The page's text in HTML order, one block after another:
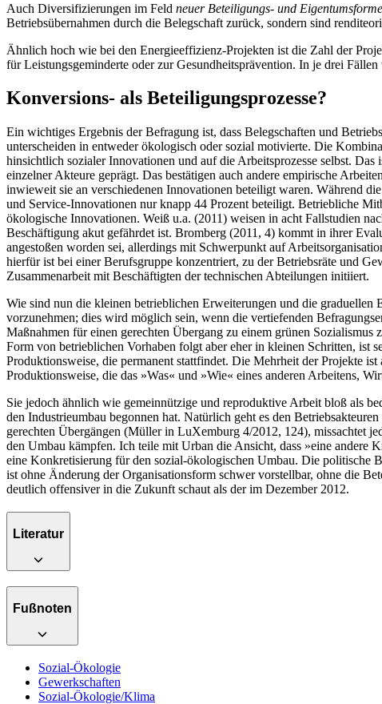
Auch Diversifizierungen im Feld neuer Beteiligungs- und
Betriebsübernahmen durch die Belegschaft zurück, sondern sind
Ähnlich hoch wie bei den Energieeffizienz-Projekten ist die Zahl der
für Leistungsgeminderte oder zur Gesundheitsprävention. In je drei
Konversions- als Beteiligungsprozesse?
Ein wichtiges Ergebnis der Befragung ist, dass Belegschaften und
unterscheiden in entweder ökologisch oder sozial motivierte. Die
hinsichtlich sozialer Innovationen und auf die Arbeitsprozesse selbst.
einzelner Akteure geprägt. Das bestätigen auch andere empirische
inwieweit sie an verschiedenen Innovationen beteiligt waren. Während
und Service-Innovationen nur knapp 44 Prozent beteiligt. Betriebliche
ökologische Innovationen. Weiß u.a. (2011) weisen in acht Fallstudien
Beschäftigung akut gefährdet ist. Bromberg (2011, 4) kommt in ihrer
angestoßen worden sei, allerdings mit Schwerpunkt auf
hierfür ist bei einer Berufsgruppe konzentriert, zu der Betriebsräte und
Zusammenarbeit mit Beschäftigten der technischen Abteilungen initiiert.
Wie sind nun die kleinen betrieblichen Erweiterungen und die graduellen
vorzunehmen; dies wird möglich sein, wenn die vertiefenden
Maßnahmen für einen gerechten Übergang zu einem grünen
Form von betrieblichen Vorhaben folgt aber eher in kleinen Schritten, ist
Produktionsweise, die permanent stattfindet. Die Mehrheit der Projekte
Produktionsweise, die das »Was« und »Wie« eines anderen Arbeitens,
Sie jedoch ähnlich wie gemeinnützige und reproduktive Arbeit bloß als
den Industrieumbau begonnen hat. Natürlich geht es den
gerechten Übergängen (Müller in LuXemburg 4/2012, 124), missachtet
den Umbau kämpfen. Ich teile mit Urban die Ansicht, dass »eine andere
eine Konkretisierung für den sozial-ökologischen Umbau. Die politische
ist ohne Änderung der Organisationsform schwer vorstellbar, ohne die
deutlich offensiver in die Zukunft schaut als der im Dezember 2012.
Literatur
Fußnoten
Sozial-Ökologie
Gewerkschaften
Sozial-Ökologie/Klima